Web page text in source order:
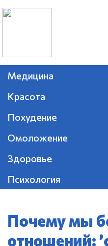
Медицина
Красота
Похудение
Омоложение
Здоровье
Психология
Почему мы
отношений: